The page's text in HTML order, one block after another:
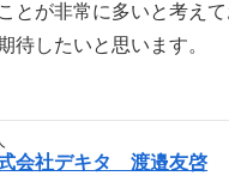
とが非常に多いと考え
待したいと思います。
会社デキタ 渡邉友啓